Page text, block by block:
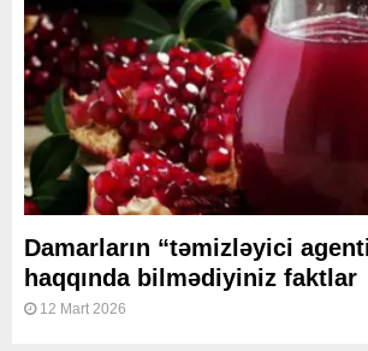
Damarların “təmizləyici
haqqında bilmədiyiniz faktlar
12 Mart 2026